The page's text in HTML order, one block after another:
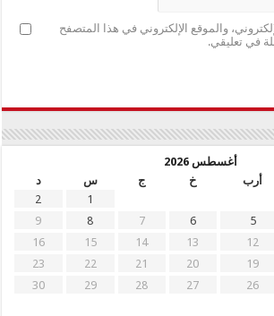
والموقع الإلكتروني في هذا المتصفح
في تعليقي.
أغسطس 2026
أرب خ ج س
د
1
2
5
6
7
8
9
12
13
14
15
16
19
20
21
22
23
26
27
28
29
30